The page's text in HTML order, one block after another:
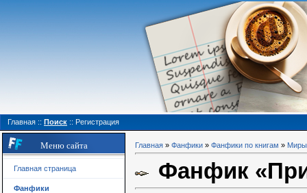
Главная :: Поиск :: Регистрация
Меню сайта
Главная страница
Фанфики
Главная » Фанфики » Фанфики по книгам »
Фанфик